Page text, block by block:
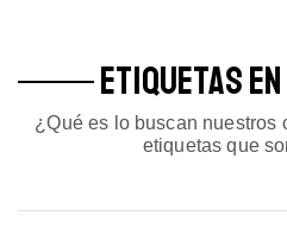
ETIQUETAS
¿Qué es lo buscan nuestros
etiquetas que